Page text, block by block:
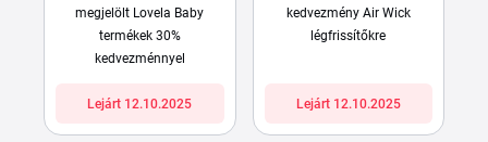
megjelölt Lovela Baby
termékek 30%
kedvezménnyel
Lejárt 12.10.2025
kedvezmény Air Wick
légfrissítőkre
Lejárt 12.10.2025